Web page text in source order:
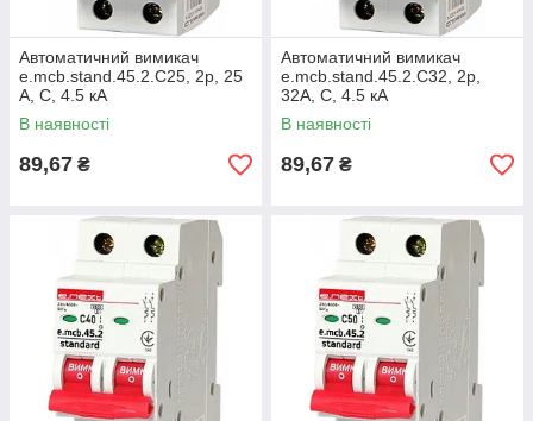
Автоматичний вимикач
e.mcb.stand.45.2.C25, 2р, 25
А, C, 4.5 кА
В наявності
89,67 ₴
Автоматичний вимикач
e.mcb.stand.45.2.C32, 2р,
32А, C, 4.5 кА
В наявності
89,67 ₴